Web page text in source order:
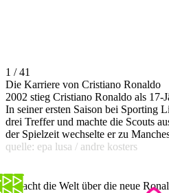
1 / 41
Die Karriere von Cristiano Ronaldo
2002 stieg Cristiano Ronaldo als 17-
In seiner ersten Saison bei Sporting
drei Treffer und machte die Scouts
der Spielzeit wechselte er zu
quelle: epa lusa / andre kosters
So lacht die Welt über die neue